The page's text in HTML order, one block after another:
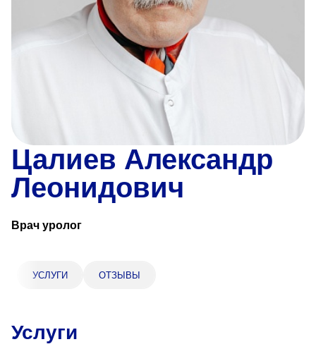
Суббота 08:00–16:00
Регистратура
+7 (4742) 55-55-43
Санаторий-профилакторий
Адрес
399000, г. Липецк, Плехановское лесничество,
Ленинский лесхоз, квартал 67
Понедельник — четверг
08:00–16:45
Пятница
Цалиев Александр
Леонидович
Врач уролог
УСЛУГИ ОТЗЫВЫ
Услуги